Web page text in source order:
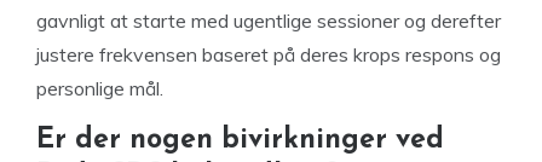
gavnligt at starte med ugentlige sessioner og derefter
justere frekvensen baseret på deres krops respons og
personlige mål.
Er der nogen bivirkninger ved